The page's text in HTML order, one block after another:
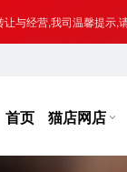
与经营,我司温馨提示
存在试图规避平台监
与经营,我司温馨提示
首页 猫店网店